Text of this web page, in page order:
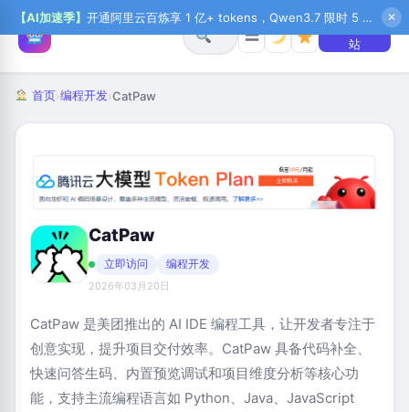
【AI加速季】 开通阿里云百炼享 1 亿+ tokens，Qwen3.7 限时 5 折起，秒悟新注送 1 万积分，加入 OPC 赢百万助力金，QoderWork CN 首月 0 元 ✕
☰
+ 提交网
站
首页›编程开发›CatPaw
CatPaw
立即访问 编程开发
2026年03月20日
CatPaw 是美团推出的 AI IDE 编程工具，让开发者专注于
创意实现，提升项目交付效率。CatPaw 具备代码补全、
快速问答生码、内置预览调试和项目维度分析等核心功
能，支持主流编程语言如 Python、Java、JavaScript